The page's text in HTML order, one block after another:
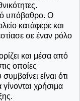
υπόβαθρο. Ο
κατάφερε και
σε έναν ρόλο
και μέσα από
οποίες
είναι ότι
χρήσιμα